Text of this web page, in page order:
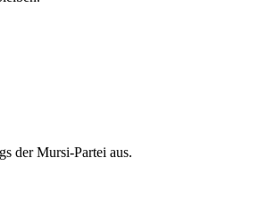
der Mursi-Partei aus.